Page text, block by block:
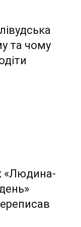
та чому
«Людина-